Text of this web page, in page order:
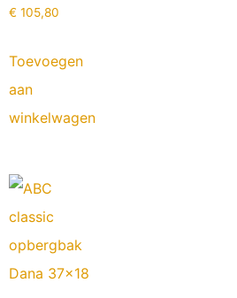
€ 105,80
Toevoegen
aan
winkelwagen